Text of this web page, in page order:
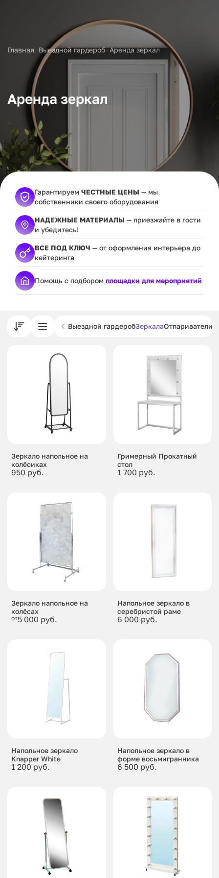
Главная Выездной гардероб>Аренда зеркал
Аренда зеркал
Гарантируем ЧЕСТНЫЕ ЦЕНЫ — мы
собственники своего оборудования
НАДЕЖНЫЕ МАТЕРИАЛЫ — приезжайте в гости
и убедитесь!
ВСЕ ПОД КЛЮЧ — от оформления интерьера до
кейтеринга
Помощь с подбором площадки для мероприятий
Выездной гардеробЗеркалаОтпариватели
Зеркало напольное на
колёсиках
950 руб.
Гримерный Прокатный
стол
1 700 руб.
Зеркало напольное на
колёсах
от5 000 руб.
Напольное зеркало в
серебристой раме
6 000 руб.
Напольное зеркало
Knapper White
1 200 руб.
Напольное зеркало в
форме восьмигранника
6 500 руб.